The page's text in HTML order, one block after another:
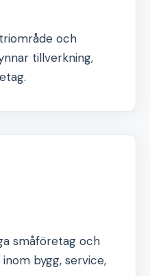
och
tillverkning,
småföretag och
bygg, service,